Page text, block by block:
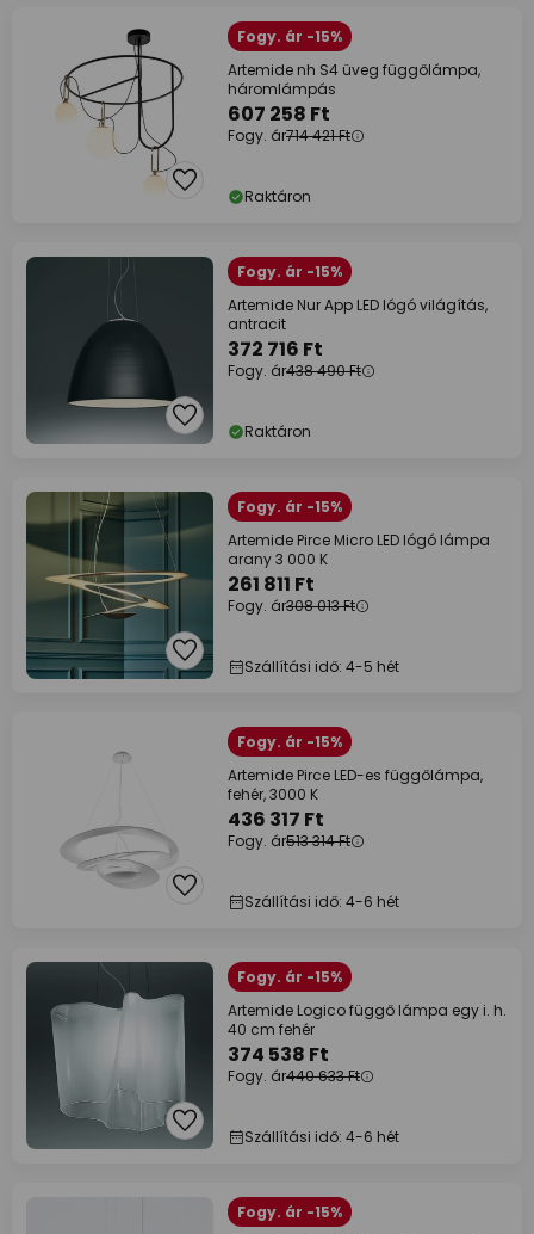
Fogy. ár -15%
Artemide nh S4 üveg függőlámpa,
háromlámpás
607 258 Ft
Fogy. ár714 421 Ft
Raktáron
Fogy. ár -15%
Artemide Nur App LED lógó világítás,
antracit
372 716 Ft
Fogy. ár438 490 Ft
Raktáron
Fogy. ár -15%
Artemide Pirce Micro LED lógó lámpa
arany 3 000 K
261 811 Ft
Fogy. ár308 013 Ft
Szállítási idő: 4-5 hét
Fogy. ár -15%
Artemide Pirce LED-es függőlámpa,
fehér, 3000 K
436 317 Ft
Fogy. ár513 314 Ft
Szállítási idő: 4-6 hét
Fogy. ár -15%
Artemide Logico függő lámpa egy i. h.
40 cm fehér
374 538 Ft
Fogy. ár440 633 Ft
Szállítási idő: 4-6 hét
Fogy. ár -15%